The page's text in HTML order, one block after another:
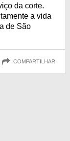
da corte.
a vida
de São
COMPARTILHAR